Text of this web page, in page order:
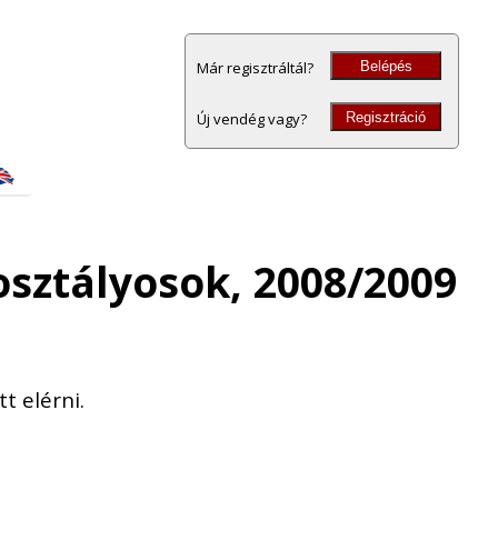
Már regisztráltál? Belépés
Új vendég vagy? Regisztráció
2008/2009
elérni.